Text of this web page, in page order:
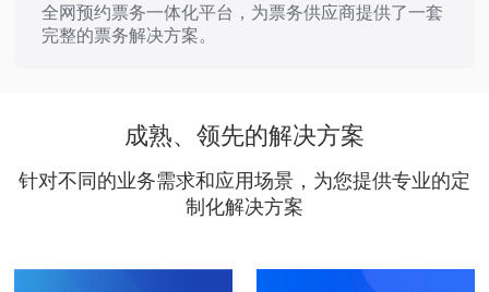
全网预约票务一体化平台，为票务供应商提供了一套
完整的票务解决方案。
团票管理 OTA分销
成熟、领先的解决方案
针对不同的业务需求和应用场景，为您提供专业的定
制化解决方案